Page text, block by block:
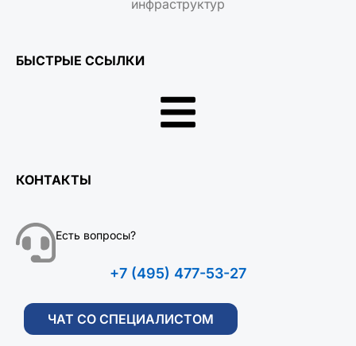
инфраструктур
БЫСТРЫЕ ССЫЛКИ
КОНТАКТЫ
Есть вопросы?
+7 (495) 477-53-27
ЧАТ СО СПЕЦИАЛИСТОМ